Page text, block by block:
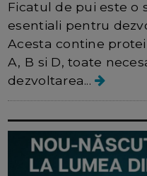
Ficatul de pui este o
esentiali pentru
Acesta contine
A, B si D, toate
dezvoltarea...